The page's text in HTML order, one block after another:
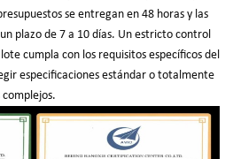
se entregan en 48 horas y las
plazo de 7 a 10 días. Un estricto control
cumpla con los requisitos específicos del
especificaciones estándar o totalmente